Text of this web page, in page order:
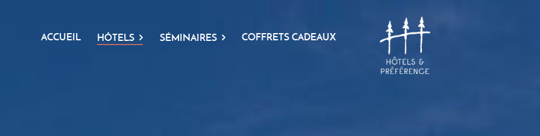
ACCUEIL HÔTELS SÉMINAIRES COFFRETS CADEAUX